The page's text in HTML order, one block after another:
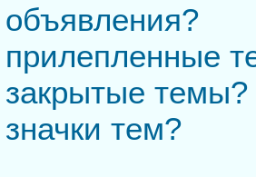
объявления?
прилепленные
закрытые темы?
тем?